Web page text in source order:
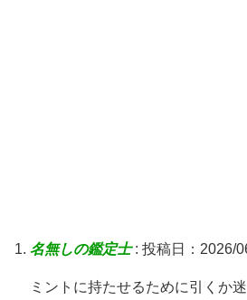
名無しの鑑定士: 投稿日：2026/
ミントに持たせるために引くか迷